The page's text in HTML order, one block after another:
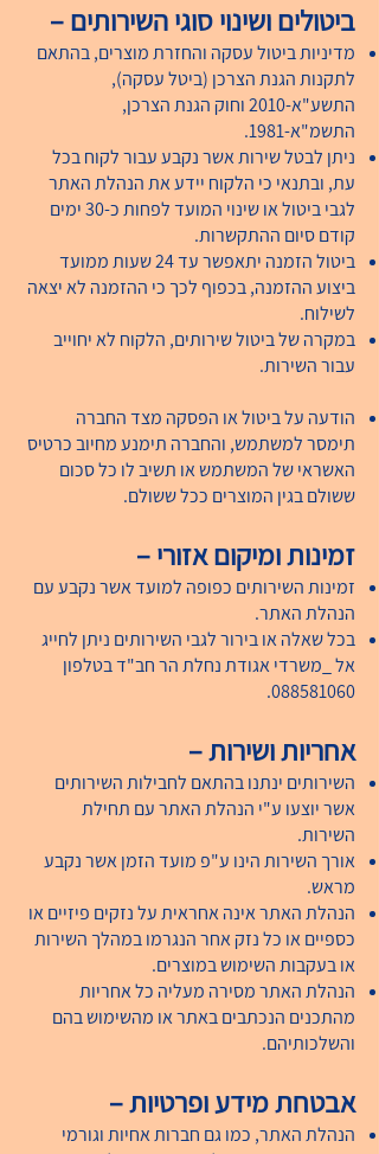
ביטולים ושינוי סוגי השירותים –
מדיניות ביטול עסקה והחזרת מוצרים, בהתאם
לתקנות הגנת הצרכן (ביטל עסקה),
התשע"א-2010 וחוק הגנת הצרכן,
התשמ"א-1981.
ניתן לבטל שירות אשר נקבע עבור לקוח בכל
עת, ובתנאי כי הלקוח יידע את הנהלת האתר
לגבי ביטול או שינוי המועד לפחות כ-30 ימים
קודם סיום ההתקשרות.
ביטול הזמנה יתאפשר עד 24 שעות ממועד
ביצוע ההזמנה, בכפוף לכך כי ההזמנה לא יצאה
לשילוח.
במקרה של ביטול שירותים, הלקוח לא יחוייב
עבור השירות.
הודעה על ביטול או הפסקה מצד החברה
תימסר למשתמש, והחברה תימנע מחיוב כרטיס
האשראי של המשתמש או תשיב לו כל סכום
ששולם בגין המוצרים ככל ששולם.
זמינות ומיקום אזורי –
זמינות השירותים כפופה למועד אשר נקבע עם
הנהלת האתר.
בכל שאלה או בירור לגבי השירותים ניתן לחייג
אל _משרדי אגודת נחלת הר חב"ד בטלפון
088581060
.
אחריות ושירות –
השירותים ינתנו בהתאם לחבילות השירותים
אשר יוצעו ע"י הנהלת האתר עם תחילת
השירות.
אורך השירות הינו ע"פ מועד הזמן אשר נקבע
מראש.
הנהלת האתר אינה אחראית על נזקים פיזיים או
כספיים או כל נזק אחר הנגרמו במהלך השירות
או בעקבות השימוש במוצרים.
הנהלת האתר מסירה מעליה כל אחריות
מהתכנים הנכתבים באתר או מהשימוש בהם
והשלכותיהם.
אבטחת מידע ופרטיות –
הנהלת האתר, כמו גם חברות אחיות וגורמי